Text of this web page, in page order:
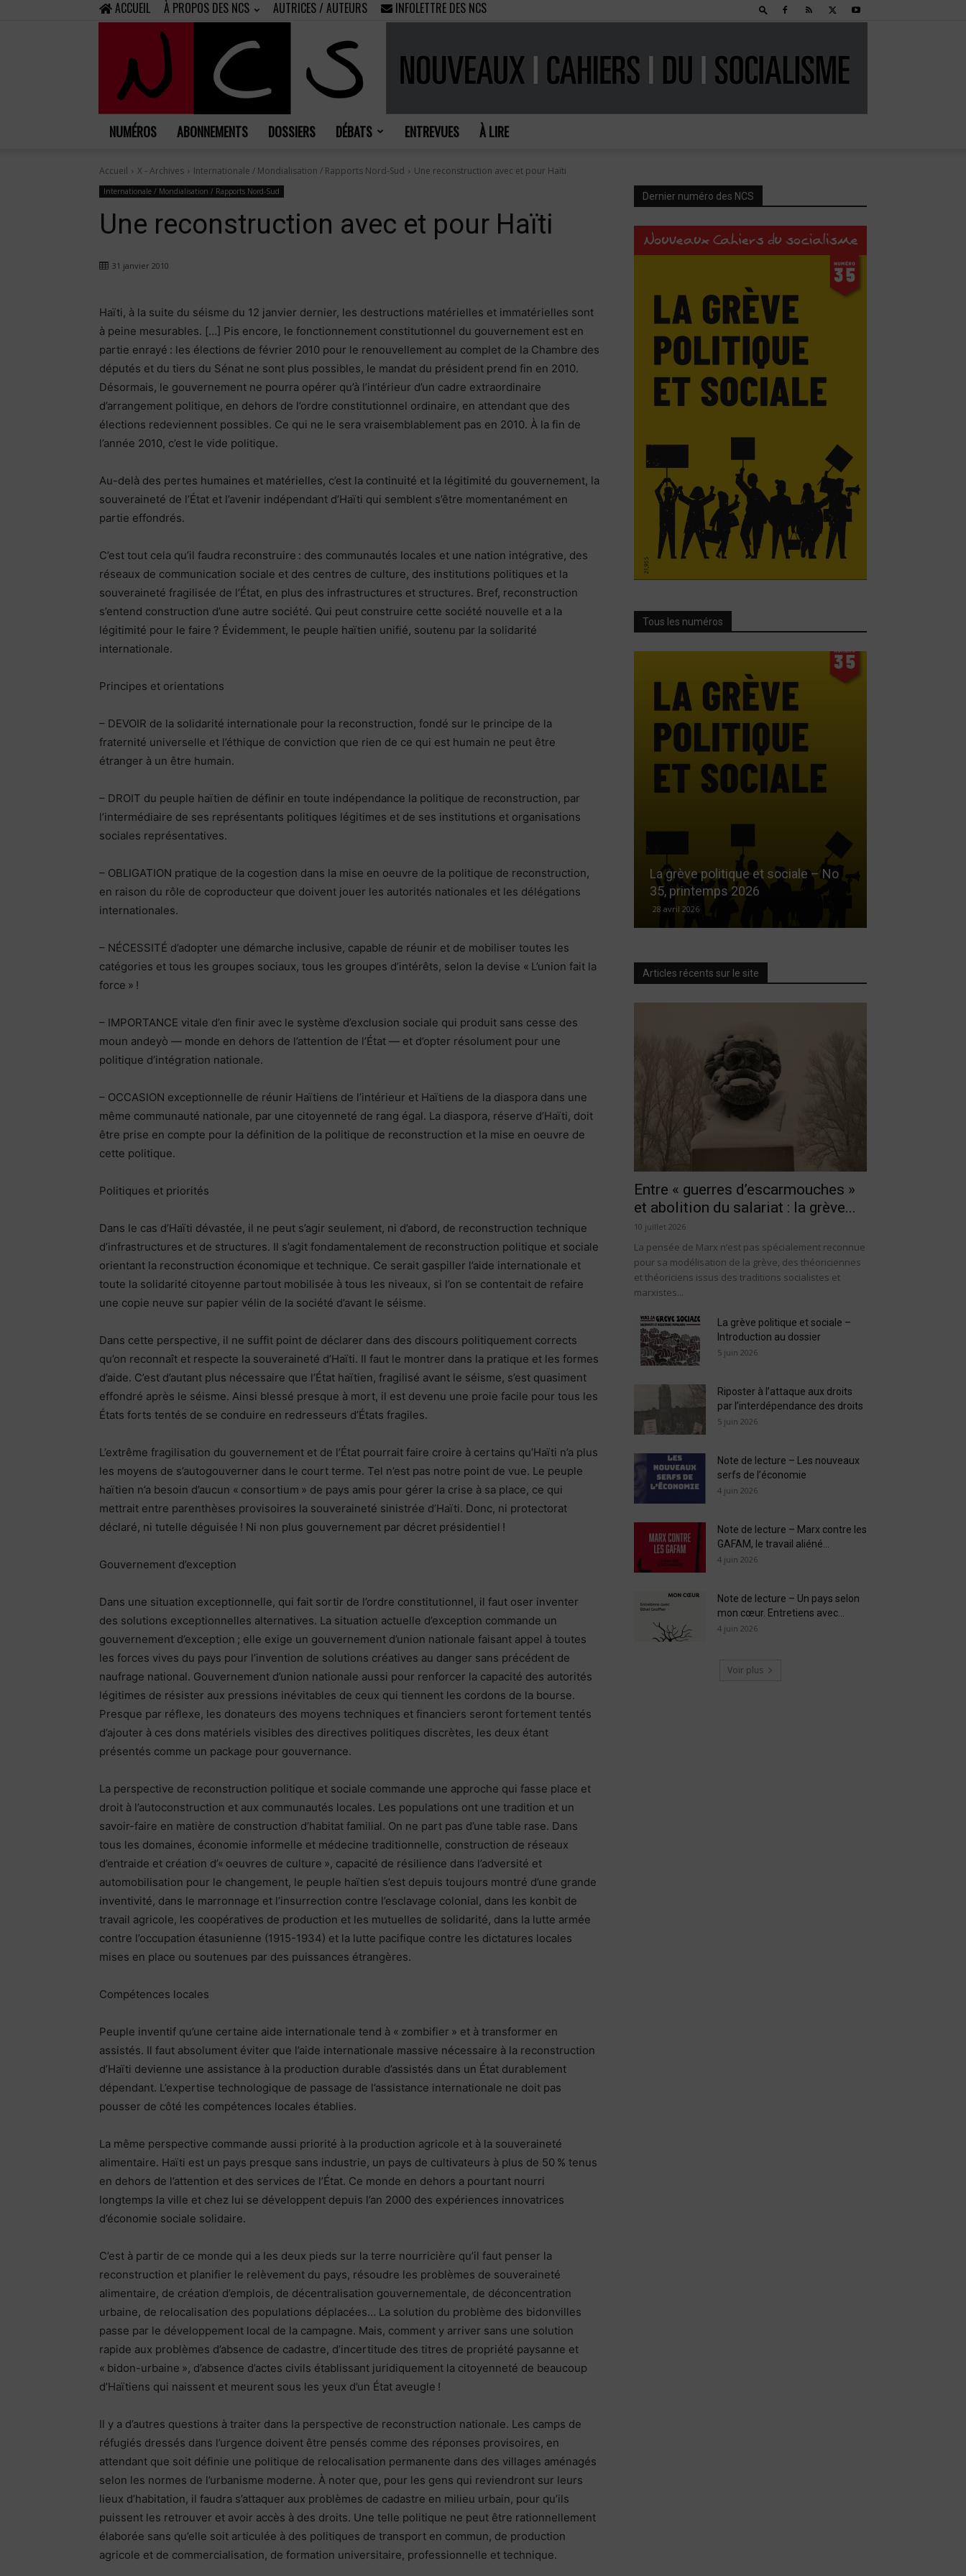
ACCUEIL À PROPOS DES NCS AUTRICES / AUTEURS INFOLETTRE DES NCS
du
NUMÉROS ABONNEMENTS DOSSIERS DÉBATS ENTREVUES À LIRE
Accueil X - Archives Internationale / Mondialisation / Rapports Nord-Sud Une reconstruction avec et pour Haïti
Internationale / Mondialisation / Rapports Nord-Sud
Une reconstruction avec et pour Haïti
31 janvier 2010
Haïti, à la suite du séisme du 12 janvier dernier, les destructions matérielles et immatérielles sont
à peine mesurables. […] Pis encore, le fonctionnement constitutionnel du gouvernement est en
partie enrayé : les élections de février 2010 pour le renouvellement au complet de la Chambre des
députés et du tiers du Sénat ne sont plus possibles, le mandat du président prend fin en 2010.
Désormais, le gouvernement ne pourra opérer qu’à l’intérieur d’un cadre extraordinaire
d’arrangement politique, en dehors de l’ordre constitutionnel ordinaire, en attendant que des
élections redeviennent possibles. Ce qui ne le sera vraisemblablement pas en 2010. À la fin de
l’année 2010, c’est le vide politique.
Au-delà des pertes humaines et matérielles, c’est la continuité et la légitimité du gouvernement, la
souveraineté de l’État et l’avenir indépendant d’Haïti qui semblent s’être momentanément en
partie effondrés.
C’est tout cela qu’il faudra reconstruire : des communautés locales et une nation intégrative, des
réseaux de communication sociale et des centres de culture, des institutions politiques et la
souveraineté fragilisée de l’État, en plus des infrastructures et structures. Bref, reconstruction
s’entend construction d’une autre société. Qui peut construire cette société nouvelle et a la
légitimité pour le faire ? Évidemment, le peuple haïtien unifié, soutenu par la solidarité
internationale.
Principes et orientations
– DEVOIR de la solidarité internationale pour la reconstruction, fondé sur le principe de la
fraternité universelle et l’éthique de conviction que rien de ce qui est humain ne peut être
étranger à un être humain.
– DROIT du peuple haïtien de définir en toute indépendance la politique de reconstruction, par
l’intermédiaire de ses représentants politiques légitimes et de ses institutions et organisations
sociales représentatives.
– OBLIGATION pratique de la cogestion dans la mise en oeuvre de la politique de reconstruction,
en raison du rôle de coproducteur que doivent jouer les autorités nationales et les délégations
internationales.
– NÉCESSITÉ d’adopter une démarche inclusive, capable de réunir et de mobiliser toutes les
catégories et tous les groupes sociaux, tous les groupes d’intérêts, selon la devise « L’union fait la
force » !
– IMPORTANCE vitale d’en finir avec le système d’exclusion sociale qui produit sans cesse des
moun andeyò — monde en dehors de l’attention de l’État — et d’opter résolument pour une
politique d’intégration nationale.
– OCCASION exceptionnelle de réunir Haïtiens de l’intérieur et Haïtiens de la diaspora dans une
même communauté nationale, par une citoyenneté de rang égal. La diaspora, réserve d’Haïti, doit
être prise en compte pour la définition de la politique de reconstruction et la mise en oeuvre de
cette politique.
Politiques et priorités
Dans le cas d’Haïti dévastée, il ne peut s’agir seulement, ni d’abord, de reconstruction technique
d’infrastructures et de structures. Il s’agit fondamentalement de reconstruction politique et sociale
orientant la reconstruction économique et technique. Ce serait gaspiller l’aide internationale et
toute la solidarité citoyenne partout mobilisée à tous les niveaux, si l’on se contentait de refaire
une copie neuve sur papier vélin de la société d’avant le séisme.
Dans cette perspective, il ne suffit point de déclarer dans des discours politiquement corrects
qu’on reconnaît et respecte la souveraineté d’Haïti. Il faut le montrer dans la pratique et les formes
d’aide. C’est d’autant plus nécessaire que l’État haïtien, fragilisé avant le séisme, s’est quasiment
effondré après le séisme. Ainsi blessé presque à mort, il est devenu une proie facile pour tous les
États forts tentés de se conduire en redresseurs d’États fragiles.
L’extrême fragilisation du gouvernement et de l’État pourrait faire croire à certains qu’Haïti n’a plus
les moyens de s’autogouverner dans le court terme. Tel n’est pas notre point de vue. Le peuple
haïtien n’a besoin d’aucun « consortium » de pays amis pour gérer la crise à sa place, ce qui
mettrait entre parenthèses provisoires la souveraineté sinistrée d’Haïti. Donc, ni protectorat
déclaré, ni tutelle déguisée ! Ni non plus gouvernement par décret présidentiel !
Gouvernement d’exception
Dans une situation exceptionnelle, qui fait sortir de l’ordre constitutionnel, il faut oser inventer
des solutions exceptionnelles alternatives. La situation actuelle d’exception commande un
gouvernement d’exception ; elle exige un gouvernement d’union nationale faisant appel à toutes
les forces vives du pays pour l’invention de solutions créatives au danger sans précédent de
naufrage national. Gouvernement d’union nationale aussi pour renforcer la capacité des autorités
légitimes de résister aux pressions inévitables de ceux qui tiennent les cordons de la bourse.
Presque par réflexe, les donateurs des moyens techniques et financiers seront fortement tentés
d’ajouter à ces dons matériels visibles des directives politiques discrètes, les deux étant
présentés comme un package pour gouvernance.
La perspective de reconstruction politique et sociale commande une approche qui fasse place et
droit à l’autoconstruction et aux communautés locales. Les populations ont une tradition et un
savoir-faire en matière de construction d’habitat familial. On ne part pas d’une table rase. Dans
tous les domaines, économie informelle et médecine traditionnelle, construction de réseaux
d’entraide et création d’« oeuvres de culture », capacité de résilience dans l’adversité et
automobilisation pour le changement, le peuple haïtien s’est depuis toujours montré d’une grande
inventivité, dans le marronnage et l’insurrection contre l’esclavage colonial, dans les konbit de
travail agricole, les coopératives de production et les mutuelles de solidarité, dans la lutte armée
contre l’occupation étasunienne (1915-1934) et la lutte pacifique contre les dictatures locales
mises en place ou soutenues par des puissances étrangères.
Compétences locales
Peuple inventif qu’une certaine aide internationale tend à « zombifier » et à transformer en
assistés. Il faut absolument éviter que l’aide internationale massive nécessaire à la reconstruction
d’Haïti devienne une assistance à la production durable d’assistés dans un État durablement
dépendant. L’expertise technologique de passage de l’assistance internationale ne doit pas
pousser de côté les compétences locales établies.
La même perspective commande aussi priorité à la production agricole et à la souveraineté
alimentaire. Haïti est un pays presque sans industrie, un pays de cultivateurs à plus de 50 % tenus
en dehors de l’attention et des services de l’État. Ce monde en dehors a pourtant nourri
longtemps la ville et chez lui se développent depuis l’an 2000 des expériences innovatrices
d’économie sociale solidaire.
C’est à partir de ce monde qui a les deux pieds sur la terre nourricière qu’il faut penser la
reconstruction et planifier le relèvement du pays, résoudre les problèmes de souveraineté
alimentaire, de création d’emplois, de décentralisation gouvernementale, de déconcentration
urbaine, de relocalisation des populations déplacées… La solution du problème des bidonvilles
passe par le développement local de la campagne. Mais, comment y arriver sans une solution
rapide aux problèmes d’absence de cadastre, d’incertitude des titres de propriété paysanne et
« bidon-urbaine », d’absence d’actes civils établissant juridiquement la citoyenneté de beaucoup
d’Haïtiens qui naissent et meurent sous les yeux d’un État aveugle !
Il y a d’autres questions à traiter dans la perspective de reconstruction nationale. Les camps de
réfugiés dressés dans l’urgence doivent être pensés comme des réponses provisoires, en
attendant que soit définie une politique de relocalisation permanente dans des villages aménagés
selon les normes de l’urbanisme moderne. À noter que, pour les gens qui reviendront sur leurs
lieux d’habitation, il faudra s’attaquer aux problèmes de cadastre en milieu urbain, pour qu’ils
puissent les retrouver et avoir accès à des droits. Une telle politique ne peut être rationnellement
élaborée sans qu’elle soit articulée à des politiques de transport en commun, de production
agricole et de commercialisation, de formation universitaire, professionnelle et technique.
Dernier numéro des NCS
Tous les numéros
La grève politique et sociale – No
35, printemps 2026
28 avril 2026
Articles récents sur le site
Entre « guerres d’escarmouches »
et abolition du salariat : la grève...
10 juillet 2026
La pensée de Marx n’est pas spécialement reconnue
pour sa modélisation de la grève, des théoriciennes
et théoriciens issus des traditions socialistes et
marxistes...
La grève politique et sociale –
Introduction au dossier
5 juin 2026
Riposter à l’attaque aux droits
par l’interdépendance des droits
5 juin 2026
Note de lecture – Les nouveaux
serfs de l’économie
4 juin 2026
Note de lecture – Marx contre les
GAFAM, le travail aliéné...
4 juin 2026
Note de lecture – Un pays selon
mon cœur. Entretiens avec...
4 juin 2026
Voir plus